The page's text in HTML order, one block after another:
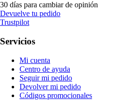
30 días para cambiar de opinión
Devuelve tu pedido
Trustpilot
Servicios
Mi cuenta
Centro de ayuda
Seguir mi pedido
Devolver mi pedido
Códigos promocionales